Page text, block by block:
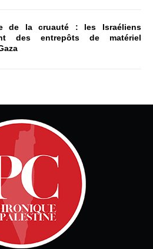
de la cruauté : les Israéliens
des entrepôts de matériel